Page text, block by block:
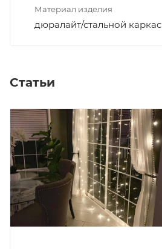
Материал изделия
дюралайт/стальной каркас
Статьи